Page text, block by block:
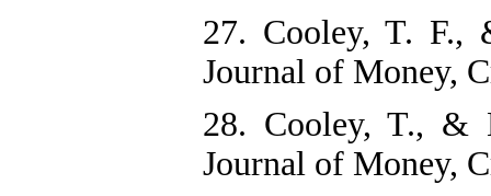
27. Cooley, T. F.,
Journal of Money,
28. Cooley, T., &
Journal of Money,